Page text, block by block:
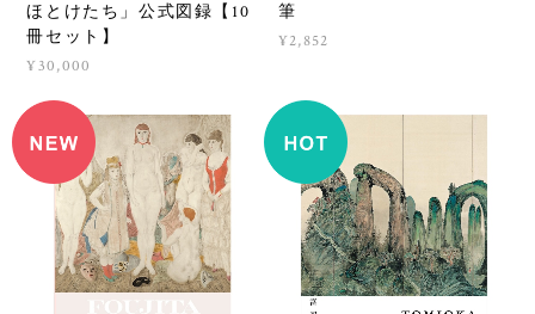
ほとけたち」公式図録【10
冊セット】
¥30,000
筆
¥2,852